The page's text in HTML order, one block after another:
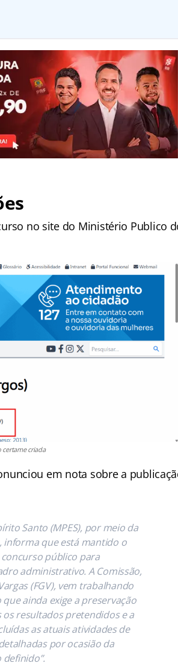
no site do Ministério Publico
certame criada
em nota sobre a
Santo (MPES), por meio da
informa que está mantido o
público para
administrativo. A Comissão,
(FGV), vem trabalhando
ainda exige a preservação
resultados pretendidos e a
as atuais atividades de
por ocasião da